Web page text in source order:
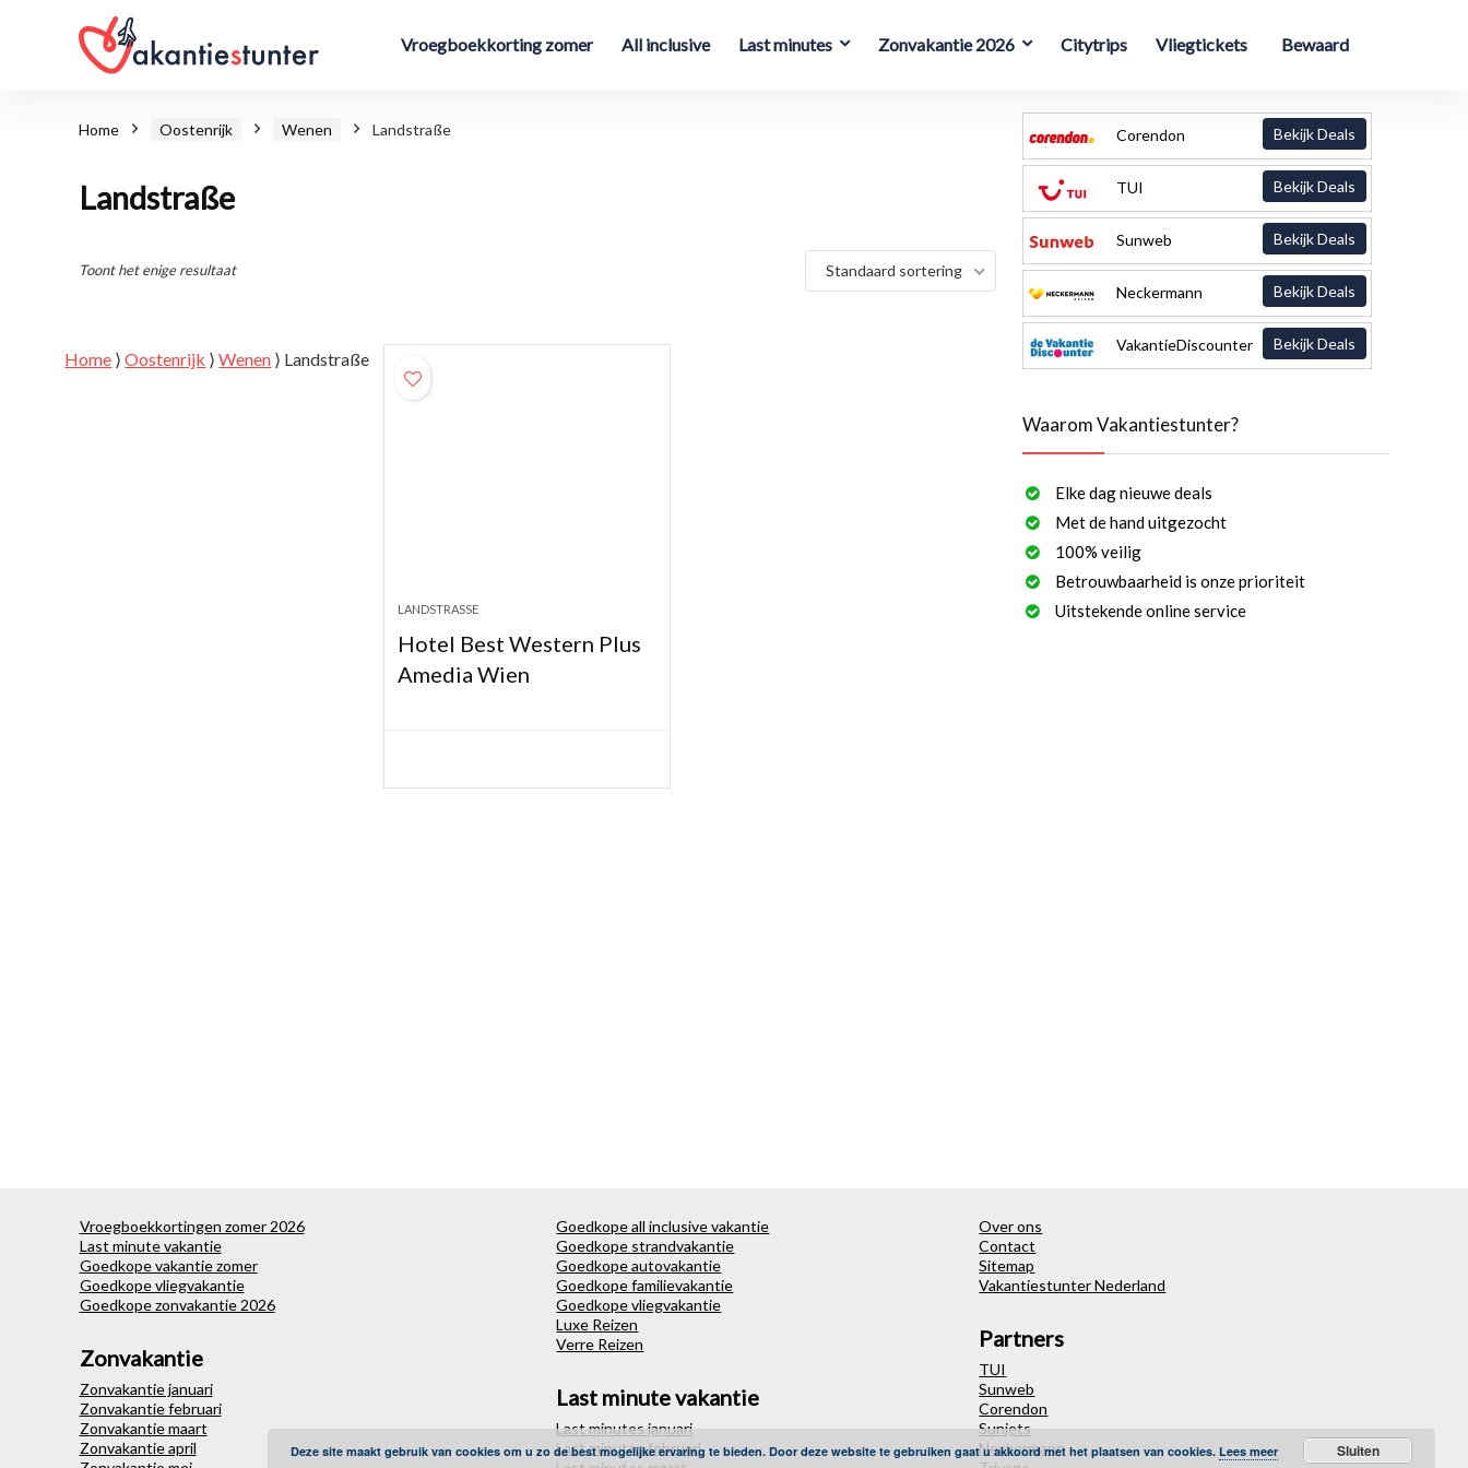
Vroegboekkorting zomer All inclusive Last minutes Zonvakantie 2026 Citytrips Vliegtickets Bewaard
Home Oostenrijk Wenen Landstraße
Landstraße
Toont het enige resultaat Standaard sortering
Home ⟩Oostenrijk ⟩Wenen ⟩ Landstraße
LANDSTRASSE
Hotel Best Western Plus
Amedia Wien
Corendon Bekijk Deals
TUI Bekijk Deals
Sunweb Bekijk Deals
Neckermann Bekijk Deals
VakantieDiscounter Bekijk Deals
Waarom Vakantiestunter?
Elke dag nieuwe deals
Met de hand uitgezocht
100% veilig
Betrouwbaarheid is onze prioriteit
Uitstekende online service
Vroegboekkortingen zomer 2026
Last minute vakantie
Goedkope vakantie zomer
Goedkope vliegvakantie
Goedkope zonvakantie 2026
Zonvakantie
Zonvakantie januari
Zonvakantie februari
Zonvakantie maart
Zonvakantie april
Goedkope all inclusive vakantie
Goedkope strandvakantie
Goedkope autovakantie
Goedkope familievakantie
Goedkope vliegvakantie
Luxe Reizen
Verre Reizen
Last minute vakantie
Last minutes januari
Last minutes februari
Over ons
Contact
Sitemap
Vakantiestunter Nederland
Partners
TUI
Sunweb
Corendon
Sunjets
Neckermann
Deze site maakt gebruik van cookies om u zo de best mogelijke ervaring te bieden. Door deze website te gebruiken gaat u akkoord met het plaatsen van cookies. Lees meer Sluiten